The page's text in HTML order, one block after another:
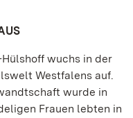
wuchs in der
Westfalens auf.
wurde in
Frauen lebten in